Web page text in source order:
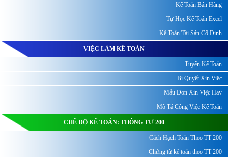
Kế Toán Bán Hàng
Tự Học Kế Toán Excel
Kế Toán Tài Sản Cố Định
VIỆC LÀM KẾ TOÁN
Tuyển Kế Toán
Bí Quyết Xin Việc
Mẫu Đơn Xin Việc Hay
Mô Tả Công Việc Kế Toán
CHẾ ĐỘ KẾ TOÁN: THÔNG TƯ 200
Cách Hạch Toán Theo TT 200
Chứng từ kế toán theo TT 200